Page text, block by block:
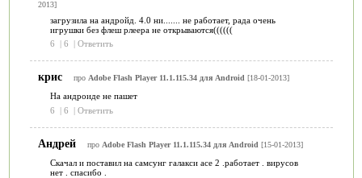
2013]
загрузила на андройд. 4.0 ни....... не работает, рада очень
игрушки без флеш рлеера не открываются((((((
6
| 6 | Ответить
крис про Adobe Flash Player 11.1.115.34 для Android [18-01-2013]
На андроиде не пашет
6
| 6 | Ответить
Андрей про Adobe Flash Player 11.1.115.34 для Android [15-01-2013]
Скачал и поставил на самсунг галакси асе 2 .работает . вирусов
нет . спасибо .